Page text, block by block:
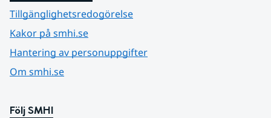
Tillgänglighetsredogörelse
Kakor på smhi.se
Hantering av personuppgifter
Om smhi.se
Följ SMHI